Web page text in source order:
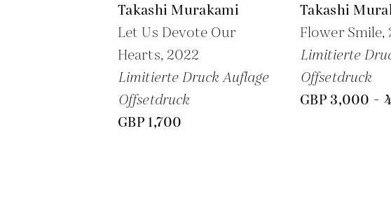
Takashi Murakami
Let Us Devote Our
Hearts, 2022
Limitierte Druck Auflage
Offsetdruck
GBP 1,700
Takashi
Flower Smile,
Limitierte
Offsetdruck
GBP 3,000 -